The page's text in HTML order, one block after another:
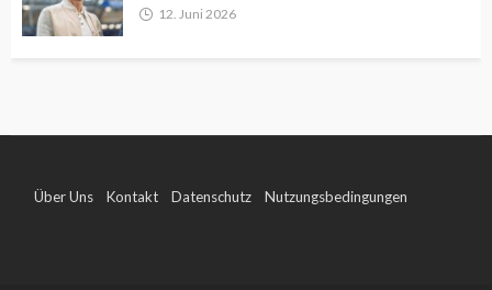
12. Juni 2026
Über Uns Kontakt Datenschutz Nutzungsbedingungen